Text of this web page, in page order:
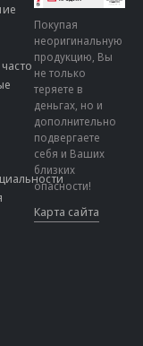
Покупая
неоригинальную
продукцию, Вы
не только
теряете в
деньгах, но и
дополнительно
подвергаете
себя и Ваших
близких
опасности!
Карта сайта